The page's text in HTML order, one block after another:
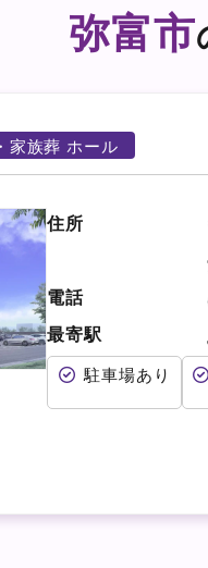
弥富市
家族葬 ホール
住所
電話
最寄駅
駐車場あり